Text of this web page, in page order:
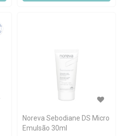
Noreva Sebodiane DS Micro
Emulsão 30ml